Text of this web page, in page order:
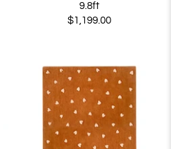
9.8ft
$1,199.00